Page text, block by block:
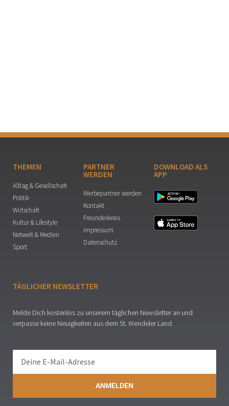
THEMEN
Alltag & Gesellschaft
Politik
Wirtschaft
Kultur & Lifestyle
Netwelt & Medien
Sport
PARTNER
WERDEN
Werbepartner werden
Kontakt
Freundeskreis
Impressum
Datenschutz
DOWNLOAD ALS
APP
TÄGLICHER NEWSLETTER
Melde Dich kostenlos zu unserem täglichen Newsletter an und
verpasse keine Neuigkeiten aus dem St. Wendeler Land.
ANMELDEN